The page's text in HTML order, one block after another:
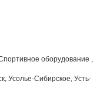
оборудование ,
Усолье-Сибирское, Усть-